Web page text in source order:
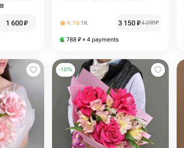
1 600₽ 4.76 1K 3 150₽4 200₽
788 ₽ × 4 payments
-10%